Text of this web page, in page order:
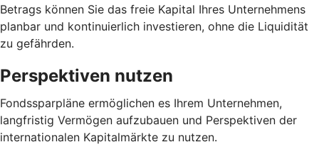
Betrags können Sie das freie Kapital Ihres Unternehmens
planbar und kontinuierlich investieren, ohne die Liquidität
zu gefährden.
Perspektiven nutzen
Fondssparpläne ermöglichen es Ihrem Unternehmen,
langfristig Vermögen aufzubauen und Perspektiven der
internationalen Kapitalmärkte zu nutzen.